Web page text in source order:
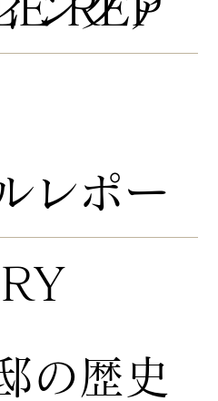
の歴史
レポー